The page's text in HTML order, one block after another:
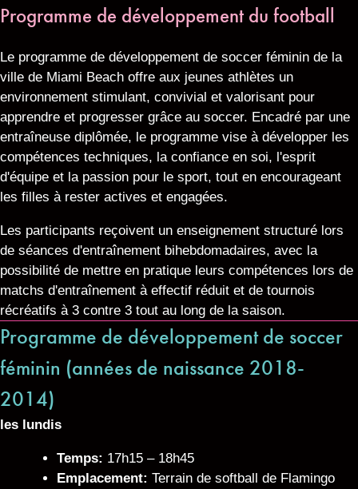
Programme de développement du football
Le programme de développement de soccer féminin de la
ville de Miami Beach offre aux jeunes athlètes un
environnement stimulant, convivial et valorisant pour
apprendre et progresser grâce au soccer. Encadré par une
entraîneuse diplômée, le programme vise à développer les
compétences techniques, la confiance en soi, l'esprit
d'équipe et la passion pour le sport, tout en encourageant
les filles à rester actives et engagées.
Les participants reçoivent un enseignement structuré lors
de séances d'entraînement bihebdomadaires, avec la
possibilité de mettre en pratique leurs compétences lors de
matchs d'entraînement à effectif réduit et de tournois
récréatifs à 3 contre 3 tout au long de la saison.
Programme de développement de soccer
féminin (années de naissance 2018-
2014)
les lundis
Temps: 17h15 – 18h45
Emplacement: Terrain de softball de Flamingo